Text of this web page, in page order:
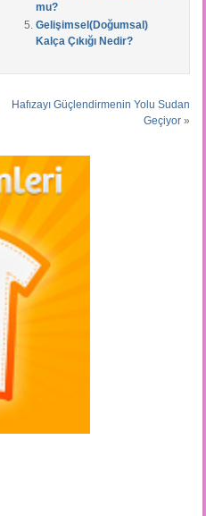
mu?
Gelişimsel(Doğumsal)
Kalça Çıkığı Nedir?
Hafızayı Güçlendirmenin Yolu Sudan
Geçiyor »